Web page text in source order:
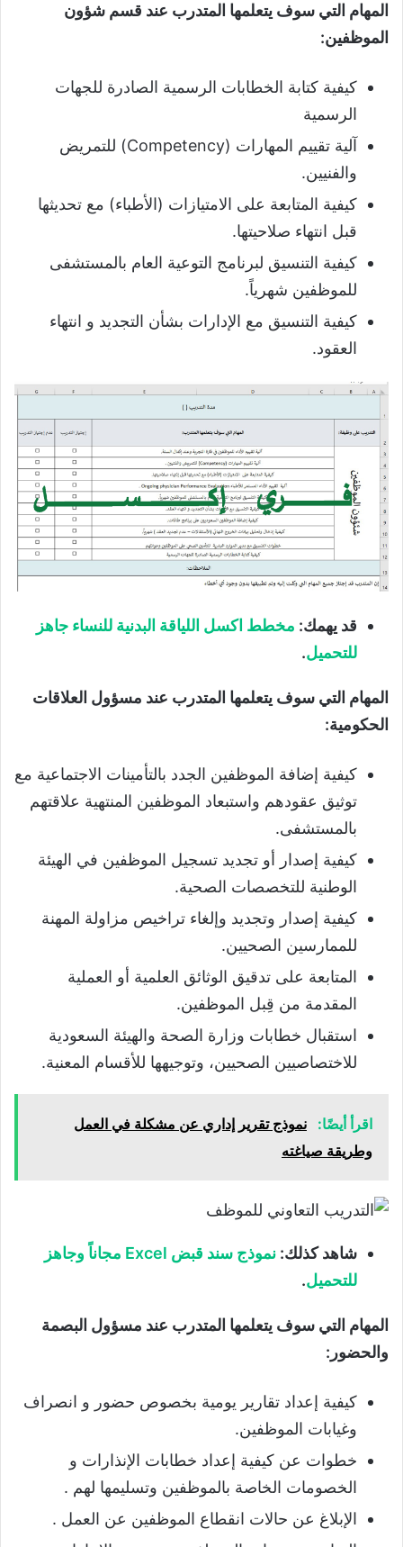
المهام التي سوف يتعلمها المتدرب عند قسم شؤون
الموظفين:
كيفية كتابة الخطابات الرسمية الصادرة للجهات
الرسمية
آلية تقييم المهارات (Competency) للتمريض
والفنيين.
كيفية المتابعة على الامتيازات (الأطباء) مع تحديثها
قبل انتهاء صلاحيتها.
كيفية التنسيق لبرنامج التوعية العام بالمستشفى
للموظفين شهرياً.
كيفية التنسيق مع الإدارات بشأن التجديد و انتهاء
العقود.
قد يهمك: مخطط اكسل اللياقة البدنية للنساء جاهز
للتحميل.
المهام التي سوف يتعلمها المتدرب عند مسؤول العلاقات
الحكومية:
كيفية إضافة الموظفين الجدد بالتأمينات الاجتماعية مع
توثيق عقودهم واستبعاد الموظفين المنتهية علاقتهم
بالمستشفى.
كيفية إصدار أو تجديد تسجيل الموظفين في الهيئة
الوطنية للتخصصات الصحية.
كيفية إصدار وتجديد وإلغاء تراخيص مزاولة المهنة
للممارسين الصحيين.
المتابعة على تدقيق الوثائق العلمية أو العملية
المقدمة من قِبل الموظفين.
استقبال خطابات وزارة الصحة والهيئة السعودية
للاختصاصيين الصحيين، وتوجيهها للأقسام المعنية.
اقرأ أيضًا:
نموذج تقرير إداري عن مشكلة في العمل
وطريقة صياغته
شاهد كذلك:
نموذج سند قبض Excel مجاناً وجاهز
للتحميل.
المهام التي سوف يتعلمها المتدرب عند مسؤول البصمة
والحضور:
كيفية إعداد تقارير يومية بخصوص حضور و انصراف
وغيابات الموظفين.
خطوات عن كيفية إعداد خطابات الإنذارات و
الخصومات الخاصة بالموظفين وتسليمها لهم .
الإبلاغ عن حالات انقطاع الموظفين عن العمل .